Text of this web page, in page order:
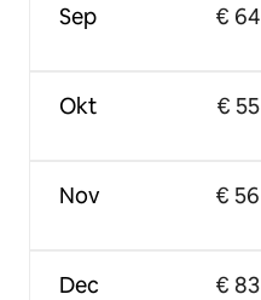
Sep
Okt
Nov
Dec
€ 64
€ 55
€ 56
€ 83